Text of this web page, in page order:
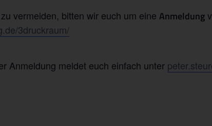
vermeiden, bitten wir euch um eine Anmeldung
3druckraum/
Anmeldung meldet euch einfach unter